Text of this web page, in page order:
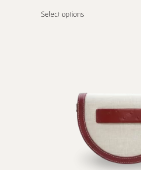
Select options